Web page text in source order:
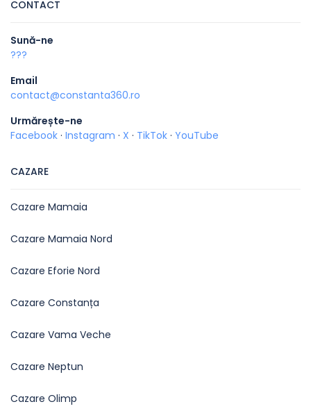
CONTACT
Sună-ne
???
Email
contact@constanta360.ro
Urmărește-ne
Facebook · Instagram · X · TikTok · YouTube
CAZARE
Cazare Mamaia
Cazare Mamaia Nord
Cazare Eforie Nord
Cazare Constanța
Cazare Vama Veche
Cazare Neptun
Cazare Olimp